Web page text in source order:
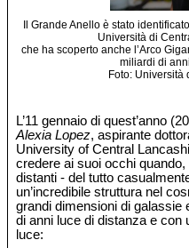
Il Grande Anello è stato
Università di
che ha scoperto anche l’Arco
miliardi di
Foto: Università
L’11 gennaio di quest’anno
Alexia Lopez, aspirante
University of Central
credere ai suoi occhi
distanti - del tutto
un’incredibile struttura nel
grandi dimensioni di
di anni luce di distanza e con
luce: